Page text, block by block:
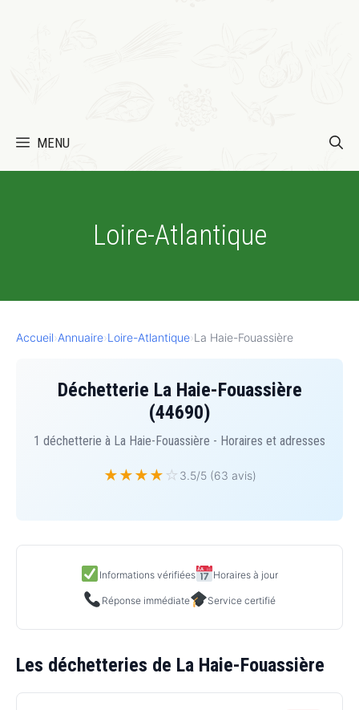
MENU
Loire-Atlantique
Accueil›Annuaire›Loire-Atlantique›La Haie-Fouassière
Déchetterie La Haie-Fouassière
(44690)
1 déchetterie à La Haie-Fouassière - Horaires et adresses
★★★★ ☆ 3.5/5 (63 avis)
Informations vérifiées Horaires à jour
Réponse immédiate Service certifié
Les déchetteries de La Haie-Fouassière